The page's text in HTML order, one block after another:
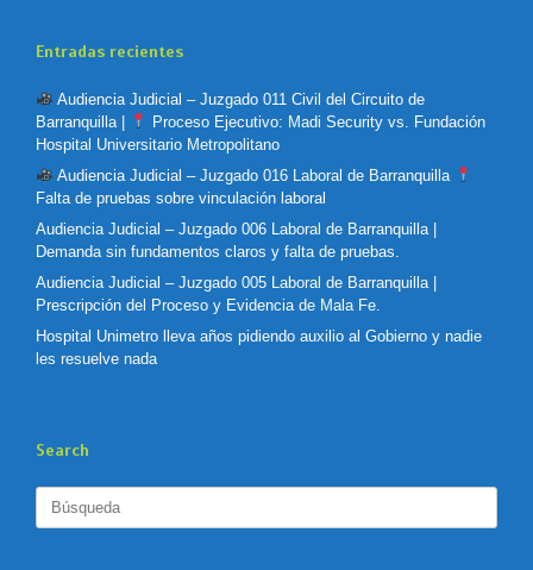
Entradas recientes
Audiencia Judicial – Juzgado 011 Civil del Circuito de
Barranquilla |
Proceso Ejecutivo: Madi Security vs. Fundación
Hospital Universitario Metropolitano
Audiencia Judicial – Juzgado 016 Laboral de Barranquilla
Falta de pruebas sobre vinculación laboral
Audiencia Judicial – Juzgado 006 Laboral de Barranquilla |
Demanda sin fundamentos claros y falta de pruebas.
Audiencia Judicial – Juzgado 005 Laboral de Barranquilla |
Prescripción del Proceso y Evidencia de Mala Fe.
Hospital Unimetro lleva años pidiendo auxilio al Gobierno y nadie
les resuelve nada
Search